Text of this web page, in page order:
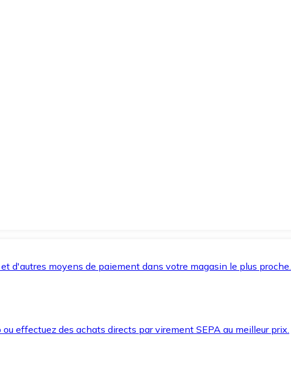
d'autres moyens de paiement dans votre magasin le plus proche.
effectuez des achats directs par virement SEPA au meilleur prix.